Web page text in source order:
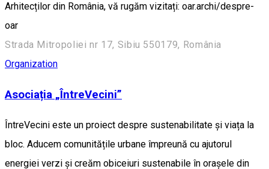
Arhitecților din România, vă rugăm vizitați: oar.archi/despre-
oar
Strada Mitropoliei nr 17, Sibiu 550179, România
Organization
Asociația „ÎntreVecini”
ÎntreVecini este un proiect despre sustenabilitate și viața la
bloc. Aducem comunitățile urbane împreună cu ajutorul
energiei verzi și creăm obiceiuri sustenabile în orașele din